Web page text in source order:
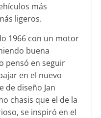
más
ligeros.
1966 con un motor
buena
pensó en seguir
en el nuevo
de diseño Jan
chasis que el de la
se inspiró en el